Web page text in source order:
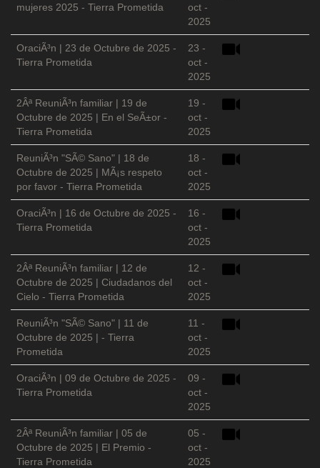
mujeres 2025 - Tierra Prometida
oct -
2025
OraciÃ³n | 23 de Octubre de 2025 -
Tierra Prometida
23 -
oct -
2025
2Âª ReuniÃ³n familiar | 19 de
Octubre de 2025 | En el SeÃ±or -
Tierra Prometida
19 -
oct -
2025
ReuniÃ³n "SÃ© Sano" | 18 de
Octubre de 2025 | MÃ¡s respeto
por favor - Tierra Prometida
18 -
oct -
2025
OraciÃ³n | 16 de Octubre de 2025 -
Tierra Prometida
16 -
oct -
2025
2Âª ReuniÃ³n familiar | 12 de
Octubre de 2025 | Ciudadanos del
Cielo - Tierra Prometida
12 -
oct -
2025
ReuniÃ³n "SÃ© Sano" | 11 de
Octubre de 2025 | - Tierra
Prometida
11 -
oct -
2025
OraciÃ³n | 09 de Octubre de 2025 -
Tierra Prometida
09 -
oct -
2025
2Âª ReuniÃ³n familiar | 05 de
Octubre de 2025 | El Premio -
Tierra Prometida
05 -
oct -
2025